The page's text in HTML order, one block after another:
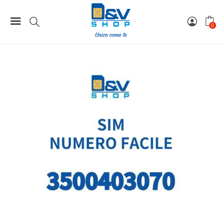
0
SIM Kena Mobile Numero Facile 3500403070 Da Attivare